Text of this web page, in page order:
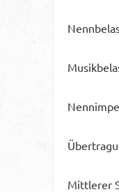
Mittlerer